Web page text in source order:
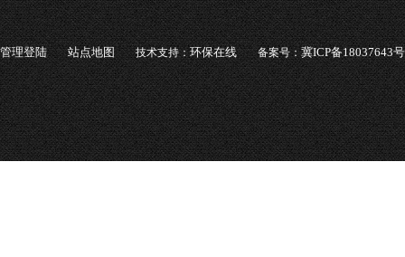
管理登陆 站点地图 技术支持：环保在线 备案号：冀ICP备18037643